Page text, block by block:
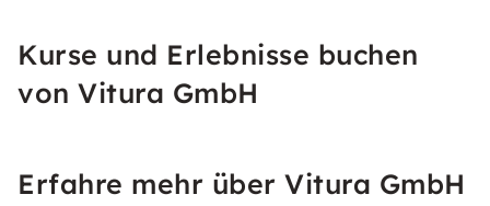
Kurse und Erlebnisse buchen
von Vitura GmbH
Erfahre mehr über Vitura GmbH